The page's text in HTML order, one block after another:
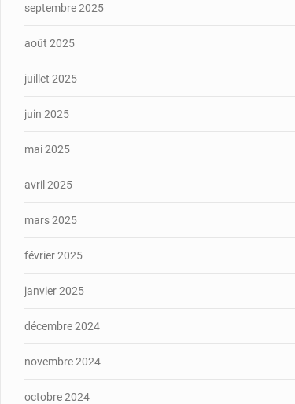
septembre 2025
août 2025
juillet 2025
juin 2025
mai 2025
avril 2025
mars 2025
février 2025
janvier 2025
décembre 2024
novembre 2024
octobre 2024